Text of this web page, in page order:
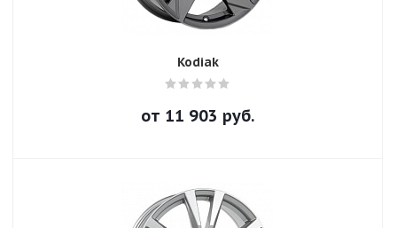
Kodiak
от 11 903 руб.